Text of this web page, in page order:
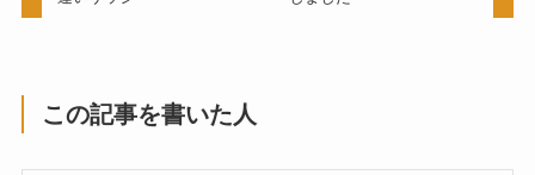
この記事を書いた人